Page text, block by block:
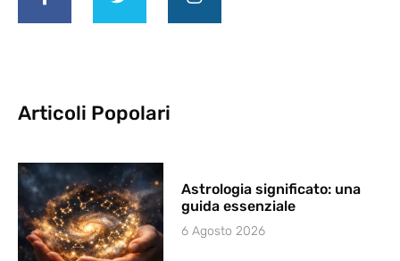
Articoli Popolari
Astrologia significato: una
guida essenziale
6 Agosto 2026